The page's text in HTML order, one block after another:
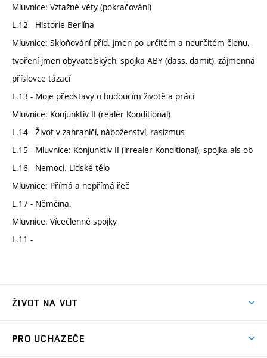
Mluvnice: Vztažné věty (pokračování)
L.12 - Historie Berlína
Mluvnice: Skloňování příd. jmen po určitém a neurčitém členu,
tvoření jmen obyvatelských, spojka ABY (dass, damit), zájmenná
příslovce tázací
L.13 - Moje představy o budoucím životě a práci
Mluvnice: Konjunktiv II (realer Konditional)
L.14 - Život v zahraničí, náboženství, rasizmus
L.15 - Mluvnice: Konjunktiv II (irrealer Konditional), spojka als ob
L.16 - Nemoci. Lidské tělo
Mluvnice: Přímá a nepřímá řeč
L.17 - Němčina.
Mluvnice. Vícečlenné spojky
L.11 -
ŽIVOT NA VUT
PRO UCHAZEČE